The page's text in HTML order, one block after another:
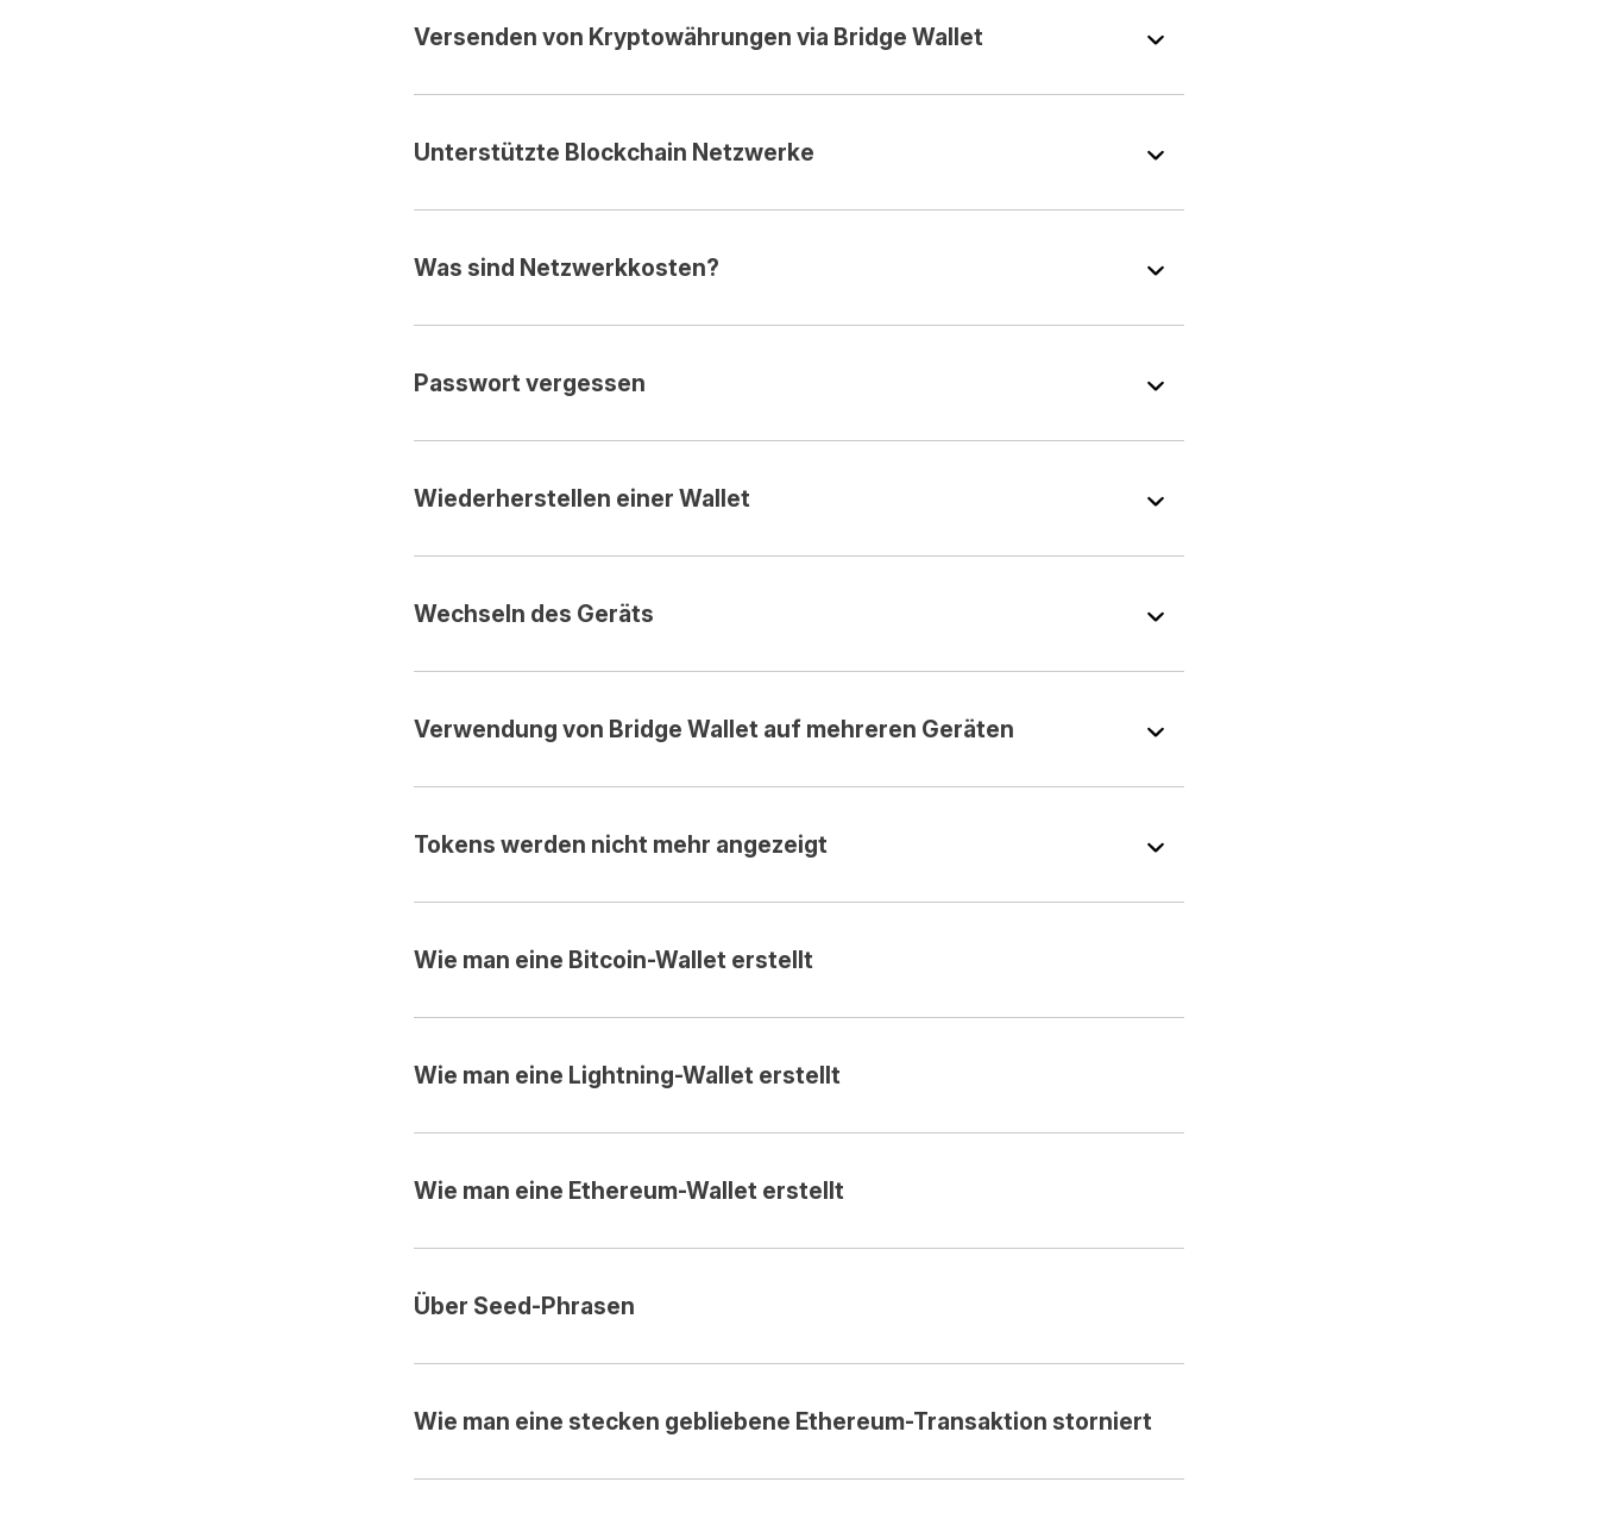
Versenden von Kryptowährungen via Bridge Wallet
Unterstützte Blockchain Netzwerke
Was sind Netzwerkkosten?
Passwort vergessen
Wiederherstellen einer Wallet
Wechseln des Geräts
Verwendung von Bridge Wallet auf mehreren Geräten
Tokens werden nicht mehr angezeigt
Wie man eine Bitcoin-Wallet erstellt
Wie man eine Lightning-Wallet erstellt
Wie man eine Ethereum-Wallet erstellt
Über Seed-Phrasen
Wie man eine stecken gebliebene Ethereum-Transaktion storniert